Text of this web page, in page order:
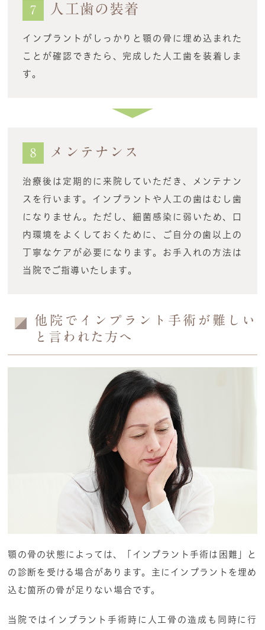
7 人工歯の装着
インプラントがしっかりと顎の骨に埋め込まれた
ことが確認できたら、完成した人工歯を装着しま
す。
8 メンテナンス
治療後は定期的に来院していただき、メンテナン
スを行います。インプラントや人工の歯はむし歯
になりません。ただし、細菌感染に弱いため、口
内環境をよくしておくために、ご自分の歯以上の
丁寧なケアが必要になります。お手入れの方法は
当院でご指導いたします。
他院でインプラント手術が難しい
と言われた方へ
顎の骨の状態によっては、「インプラント手術は困難」と
の診断を受ける場合があります。主にインプラントを埋め
込む箇所の骨が足りない場合です。
当院ではインプラント手術時に人工骨の造成も同時に行